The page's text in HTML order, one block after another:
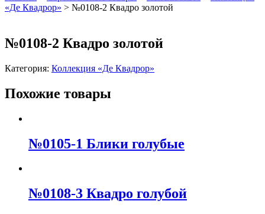
«Де Квадрор» > №0108-2 Квадро золотой
№0108-2 Квадро золотой
Категория: Коллекция «Де Квадрор»
Похожие товары
№0105-1 Блики голубые
№0108-3 Квадро голубой